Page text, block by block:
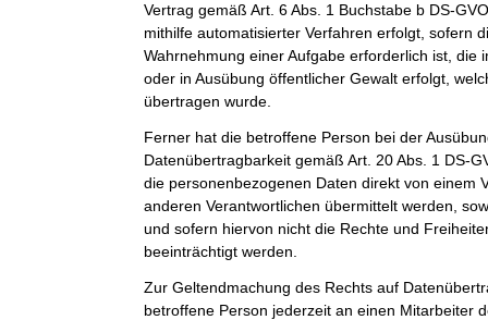
Vertrag gemäß Art. 6 Abs. 1 Buchstabe b DS-
mithilfe automatisierter Verfahren erfolgt, sofern
Wahrnehmung einer Aufgabe erforderlich ist, die
oder in Ausübung öffentlicher Gewalt erfolgt,
übertragen wurde.
Ferner hat die betroffene Person bei der
Datenübertragbarkeit gemäß Art. 20 Abs. 1 DS-
die personenbezogenen Daten direkt von einem
anderen Verantwortlichen übermittelt werden,
und sofern hiervon nicht die Rechte und
beeinträchtigt werden.
Zur Geltendmachung des Rechts auf
betroffene Person jederzeit an einen Mitarbeiter